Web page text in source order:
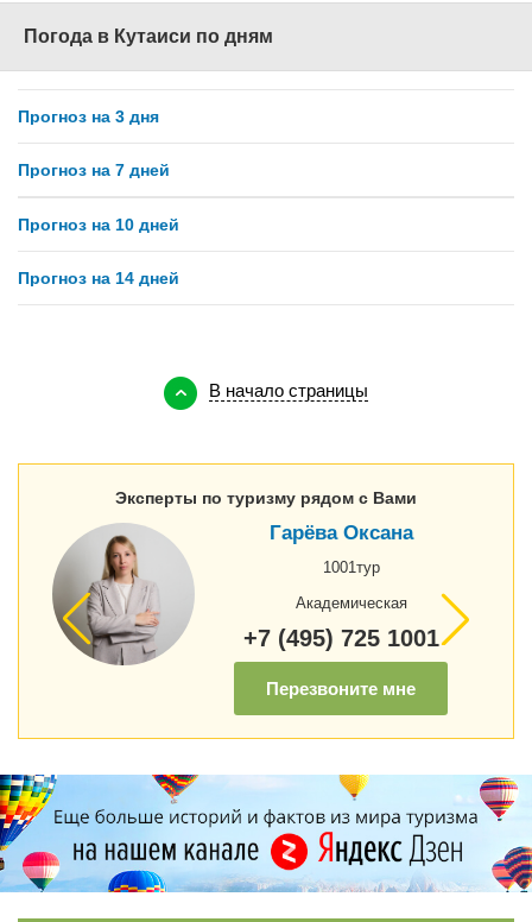
Погода в Кутаиси по дням
Прогноз на 3 дня
Прогноз на 7 дней
Прогноз на 10 дней
Прогноз на 14 дней
В начало страницы
Эксперты по туризму рядом с Вами
Гарёва Оксана
1001тур
Академическая
+7 (495) 725 1001
Перезвоните мне